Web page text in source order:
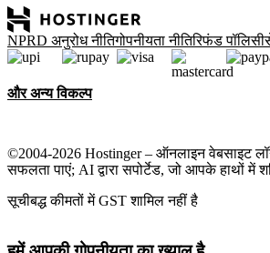
NPRD अनुरोध नीतिगोपनीयता नीतिरिफंड पॉलिसी
और अन्य विकल्प
©2004-2026 Hostinger – ऑनलाइन वेबसाइट
सफलता पाएं; AI द्वारा सपोर्टेड, जो आपके हाथों में
सूचीबद्ध कीमतों में GST शामिल नहीं है